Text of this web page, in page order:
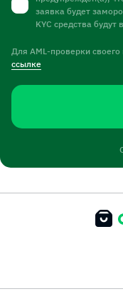
заявка будет
KYC средства
Для AML-проверки
ссылке